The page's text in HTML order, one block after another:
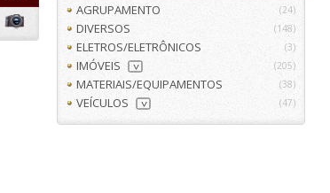
AGRUPAMENTO (24)
DIVERSOS (148)
ELETROS/ELETRÔNICOS (3)
IMÓVEIS > (205)
MATERIAIS/EQUIPAMENTOS (38)
VEÍCULOS > (47)